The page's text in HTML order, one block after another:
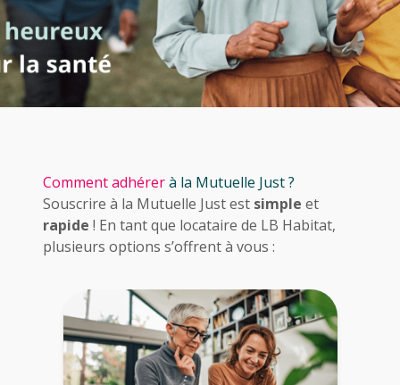
Comment adhérerà la Mutuelle Just ?
Souscrire à la Mutuelle Just est simple et
rapide ! En tant que locataire de LB Habitat,
plusieurs options s’offrent à vous :